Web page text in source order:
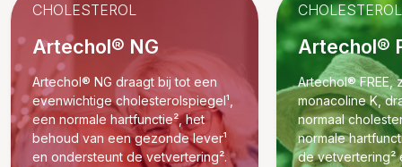
CHOLESTEROL
Artechol® NG
Artechol® NG draagt bij tot een
evenwichtige cholesterolspiegel¹,
een normale hartfunctie², het
behoud van een gezonde lever¹
en ondersteunt de vetvertering².
CHOLESTEROL
Artechol®
Artechol® FREE,
monacoline K,
normaal
normale
de vetvertering²